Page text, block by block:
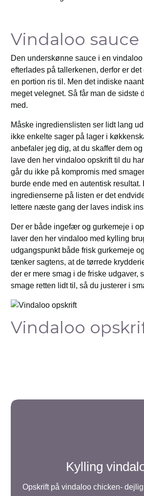
Vindaloo sauce
Den underskønne sauce i en
efterlades på tallerkenen, derfor er
en portion ris til. Men det indiske
meget velegnet. Så får man de sidste
med.
Måske ingredienslisten ser lidt lang
ikke enkelte sager på lager i
anbefaler jeg dig, at du skaffer dem
lave den her vindaloo opskrift til du
går du ikke på kompromis med
burde ende med en autentisk resultat.
ingredienserne på listen er det
lettere næste gang der laves indisk
Der er både ingefær og gurkemeje i
laver den her vindaloo med kylling
udgangspunkt både frisk gurkemeje
tænker sagtens, at de tørrede
der er mere smag i de friske udgaver,
smage retten lidt til, så du justerer i
Vindaloo
Kylling
Opskrift på vindaloo chicken-